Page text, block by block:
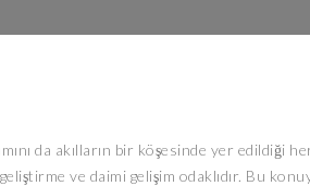
da akılların bir köşesinde yer edildiği
ve daimi gelişim odaklıdır. Bu